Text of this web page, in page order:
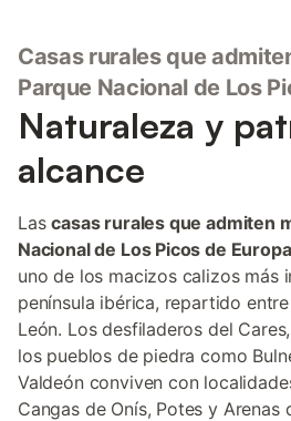
Casas rurales que
Parque Nacional de Los
Naturaleza y
alcance
Lascasas rurales que admiten
Nacional de Los Picos de Europa
uno de los macizos calizos más
península ibérica, repartido
León. Los desfiladeros del
los pueblos de piedra como
Valdeón conviven con
Cangas de Onís, Potes y Arenas